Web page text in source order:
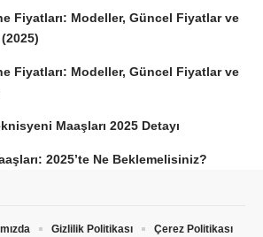
Fiyatları: Modeller, Güncel Fiyatlar ve
Fiyatları: Modeller, Güncel Fiyatlar ve
Maaşları 2025 Detayı
2025’te Ne Beklemelisiniz?
Gizlilik Politikası
Çerez Politikası